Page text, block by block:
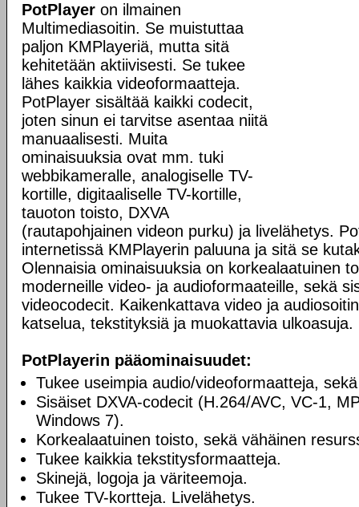
PotPlayer on ilmainen
Multimediasoitin. Se muistuttaa
paljon KMPlayeriä, mutta sitä
kehitetään aktiivisesti. Se tukee
lähes kaikkia videoformaatteja.
PotPlayer sisältää kaikki codecit,
joten sinun ei tarvitse asentaa niitä
manuaalisesti. Muita
ominaisuuksia ovat mm. tuki
webbikameralle, analogiselle TV-
kortille, digitaaliselle TV-kortille,
tauoton toisto, DXVA
(rautapohjainen videon purku) ja livelähetys.
internetissä KMPlayerin paluuna ja sitä se
Olennaisia ominaisuuksia on korkealaatuinen
moderneille video- ja audioformaateille, sekä
videocodecit. Kaikenkattava video ja
katselua, tekstityksiä ja muokattavia ulkoasuja.
PotPlayerin pääominaisuudet:
Tukee useimpia audio/videoformaatteja,
Sisäiset DXVA-codecit (H.264/AVC, VC-1,
Windows 7).
Korkealaatuinen toisto, sekä vähäinen
Tukee kaikkia tekstitysformaatteja.
Skinejä, logoja ja väriteemoja.
Tukee TV-kortteja. Livelähetys.